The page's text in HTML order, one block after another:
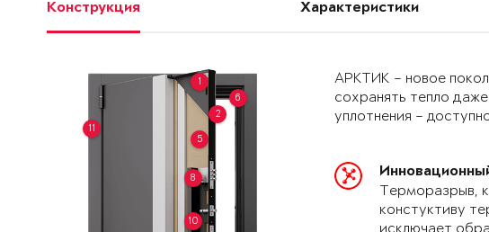
Конструкция Характеристики
1
2
5
6
8
10
11
АРКТИК – новое
сохранять тепло
уплотнения –
Терморазрыв,
констуктиву
исключает